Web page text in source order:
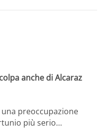
anche di Alcaraz
preoccupazione
più serio…